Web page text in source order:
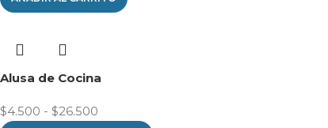
Alusa de Cocina
$4.500 - $26.500